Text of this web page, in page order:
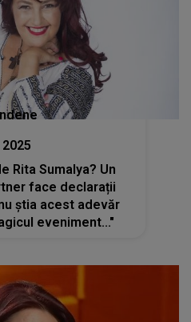
Rita Sumalya? Un
face declarații
știa acest adevăr
eveniment..."